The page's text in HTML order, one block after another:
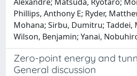
Phillips, Anthony E; Ryder,
Mohana; Sirbu, Dumitru; Taddei,
Wilson, Benjamin; Yanai,
Zero-point energy and
General discussion